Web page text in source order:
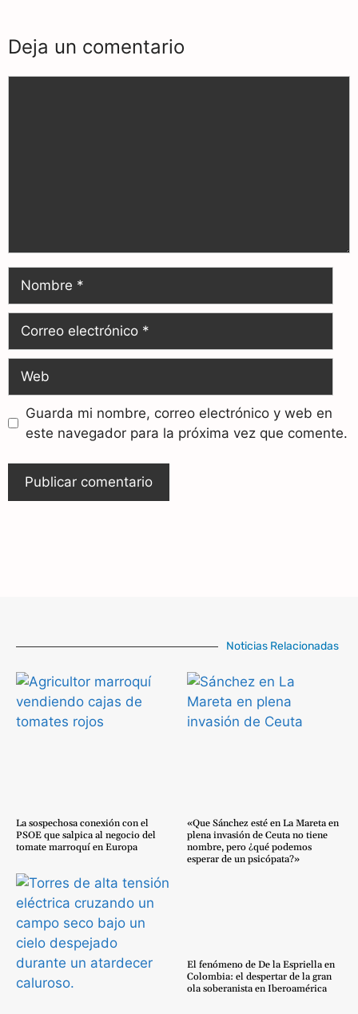
Deja un comentario
Guarda mi nombre, correo electrónico y web en
este navegador para la próxima vez que comente.
Noticias Relacionadas
La sospechosa conexión con el
PSOE que salpica al negocio del
tomate marroquí en Europa
«Que Sánchez esté en La Mareta en
plena invasión de Ceuta no tiene
nombre, pero ¿qué podemos
esperar de un psicópata?»
El fenómeno de De la Espriella en
Colombia: el despertar de la gran
ola soberanista en Iberoamérica